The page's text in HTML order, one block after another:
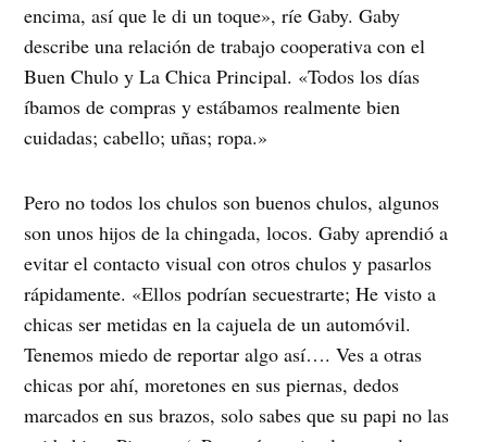
encima, así que le di un toque», ríe Gaby. Gaby
describe una relación de trabajo cooperativa con el
Buen Chulo y La Chica Principal. «Todos los días
íbamos de compras y estábamos realmente bien
cuidadas; cabello; uñas; ropa.»
Pero no todos los chulos son buenos chulos, algunos
son unos hijos de la chingada, locos. Gaby aprendió a
evitar el contacto visual con otros chulos y pasarlos
rápidamente. «Ellos podrían secuestrarte; He visto a
chicas ser metidas en la cajuela de un automóvil.
Tenemos miedo de reportar algo así…. Ves a otras
chicas por ahí, moretones en sus piernas, dedos
marcados en sus brazos, solo sabes que su papi no las